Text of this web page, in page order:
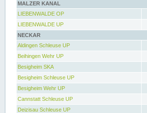
MALZER KANAL
LIEBENWALDE OP
LIEBENWALDE UP
NECKAR
Aldingen Schleuse UP
Beihingen Wehr UP
Besigheim SKA
Besigheim Schleuse UP
Besigheim Wehr UP
Cannstatt Schleuse UP
Deizisau Schleuse UP